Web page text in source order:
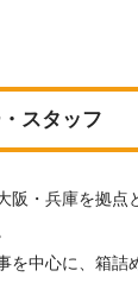
スタッフ
阪・兵庫を拠点
を中心に、箱詰